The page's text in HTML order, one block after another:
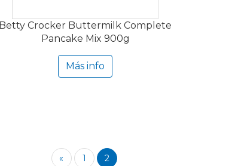
Betty Crocker Buttermilk Complete
Pancake Mix 900g
Más info
« 1 2